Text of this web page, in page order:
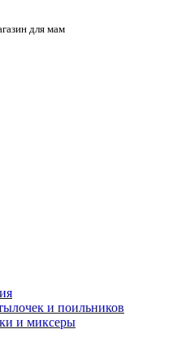
для мам
и поильников
и миксеры